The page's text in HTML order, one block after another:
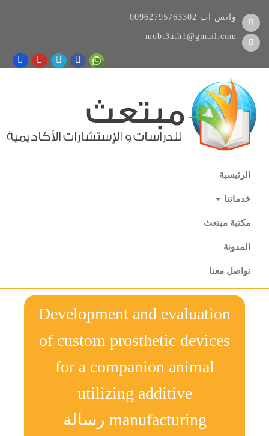
00962795763302 واتس اب
mobt3ath1@gmail.com
الرئيسية
خدماتنا
مكتبة مبتعث
المدونة
تواصل معنا
Development and evaluation
of custom prosthetic devices
for a companion animal
utilizing additive
manufacturing رسالة